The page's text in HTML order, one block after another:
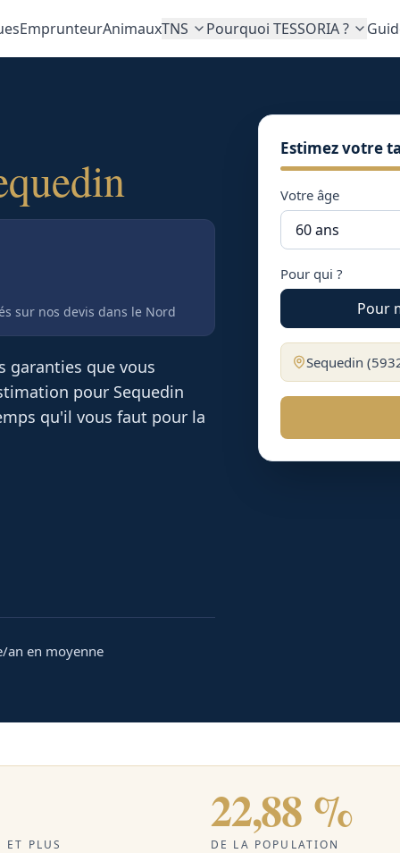
EmprunteurAnimauxTNS Pourquoi TESSORIA ?
sur nos devis dans le Nord
garanties que vous
pour Sequedin
qu'il vous faut pour la
an en moyenne
Estimez votre
Votre âge
Pour qui ?
Pour
Sequedin (
PLUS
22,88 %
DE LA POPULATION